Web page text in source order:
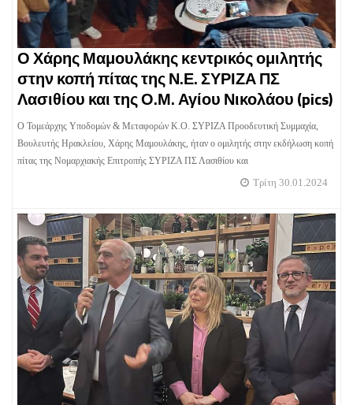
Ο Χάρης Μαμουλάκης κεντρικός ομιλητής
στην κοπή πίτας της Ν.Ε. ΣΥΡΙΖΑ ΠΣ
Λασιθίου και της Ο.Μ. Αγίου Νικολάου (pics)
Ο Τομεάρχης Υποδομών & Μεταφορών Κ.Ο. ΣΥΡΙΖΑ Προοδευτική Συμμαχία,
Βουλευτής Ηρακλείου, Χάρης Μαμουλάκης, ήταν ο ομιλητής στην εκδήλωση κοπή
πίτας της Νομαρχιακής Επιτροπής ΣΥΡΙΖΑ ΠΣ Λασιθίου και
Τρίτη 30.01.2024